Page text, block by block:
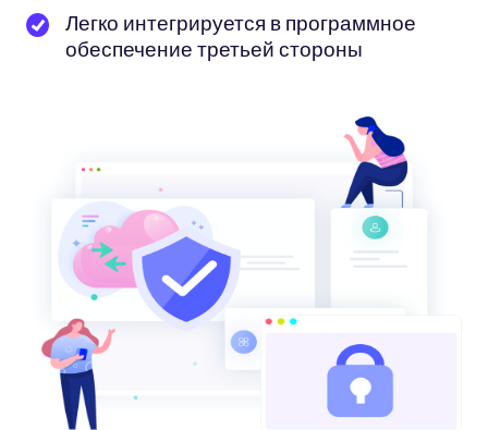
Легко интегрируется в программное
обеспечение третьей стороны